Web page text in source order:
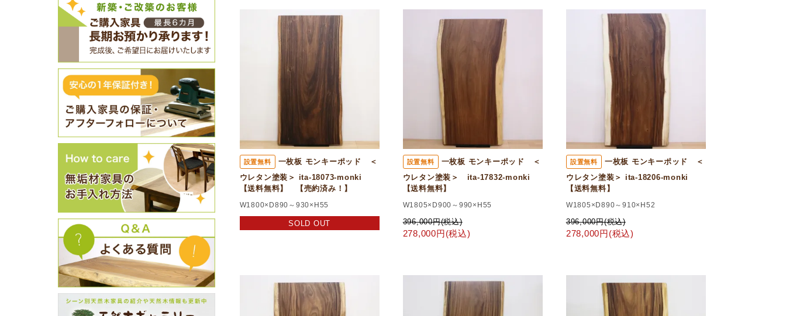
設置無料
一枚板 モンキーポッド ＜
ウレタン塗装＞ ita-18073-monki
【送料無料】 【売約済み！】
W1800×D890～930×H55
SOLD OUT
設置無料
一枚板 モンキーポッド ＜
ウレタン塗装＞ ita-17832-monki
【送料無料】
W1805×D900～990×H55
396,000円(税込)
278,000円(税込)
設置無料
一枚板 モンキーポッド ＜
ウレタン塗装＞ ita-18206-monki
【送料無料】
W1805×D890～910×H52
396,000円(税込)
278,000円(税込)